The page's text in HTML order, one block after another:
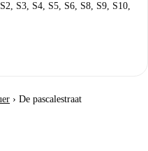
S3, S4, S5, S6, S8, S9, S10,
› De pascalestraat